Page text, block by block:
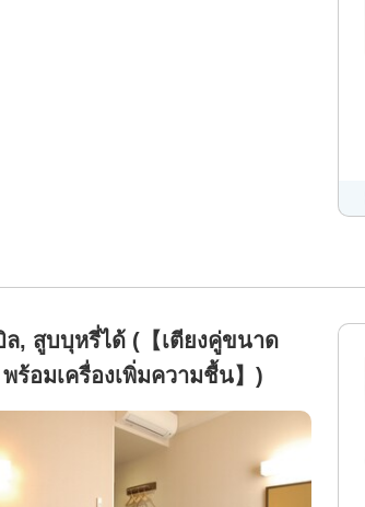
ล, สูบบุหรี่ได้ (【เตียงคู่ขนาด
ร้อมเครื่องเพิ่มความชื้น】)